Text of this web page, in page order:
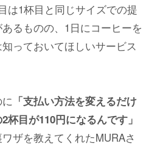
は1杯目と同じサイズでの提
るものの、1日にコーヒーを
っておいてほしいサービス
「支払い方法を変えるだけ
目が110円になるんです」
ザを教えてくれたMURAさ